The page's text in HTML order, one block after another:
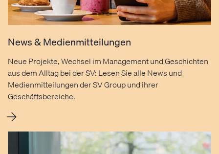
News & Medienmitteilungen
Neue Projekte, Wechsel im Management und Geschichten
aus dem Alltag bei der SV: Lesen Sie alle News und
Medienmitteilungen der SV Group und ihrer
Geschäftsbereiche.